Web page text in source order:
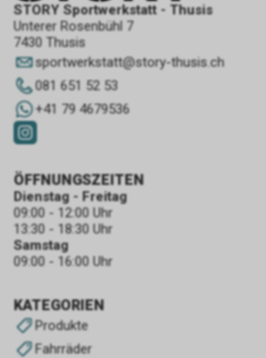
STORY Sportwerkstatt - Thusis
Unterer Rosenbühl 7
7430 Thusis
sportwerkstatt@story-thusis.ch
081 651 52 53
+41 79 4679536
KATEGORIEN
Produkte
Fahrräder
ÖFFNUNGSZEITEN
Dienstag - Freitag
09:00 - 12:00 Uhr
13:30 - 18:30 Uhr
Samstag
09:00 - 16:00 Uhr